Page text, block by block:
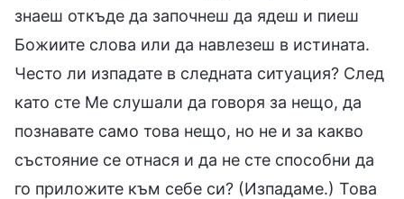
знаеш откъде да започнеш да ядеш и пиеш
Божиите слова или да навлезеш в истината.
Често ли изпадате в следната ситуация? След
като сте Ме слушали да говоря за нещо, да
познавате само това нещо, но не и за какво
състояние се отнася и да не сте способни да
го приложите към себе си? (Изпадаме.) Това